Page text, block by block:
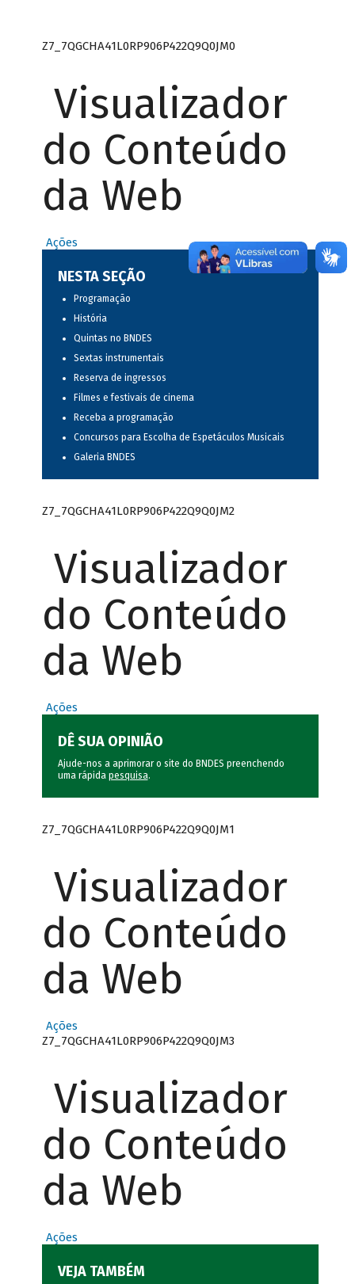
Z7_7QGCHA41L0RP906P422Q9Q0JM0
Visualizador
do Conteúdo
da Web
Ações
NESTA SEÇÃO
Programação
História
Quintas no BNDES
Sextas instrumentais
Reserva de ingressos
Filmes e festivais de cinema
Receba a programação
Concursos para Escolha de Espetáculos Musicais
Galeria BNDES
Z7_7QGCHA41L0RP906P422Q9Q0JM2
Visualizador
do Conteúdo
da Web
Ações
DÊ SUA OPINIÃO
Ajude-nos a aprimorar o site do BNDES preenchendo
uma rápida pesquisa.
Z7_7QGCHA41L0RP906P422Q9Q0JM1
Visualizador
do Conteúdo
da Web
Ações
Z7_7QGCHA41L0RP906P422Q9Q0JM3
Visualizador
do Conteúdo
da Web
Ações
VEJA TAMBÉM